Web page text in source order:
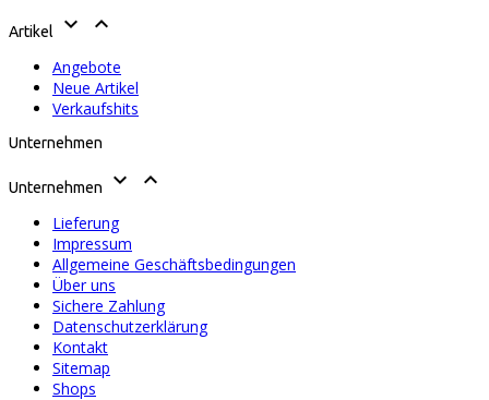
Artikel  
Angebote
Neue Artikel
Verkaufshits
Unternehmen
Unternehmen  
Lieferung
Impressum
Allgemeine Geschäftsbedingungen
Über uns
Sichere Zahlung
Datenschutzerklärung
Kontakt
Sitemap
Shops